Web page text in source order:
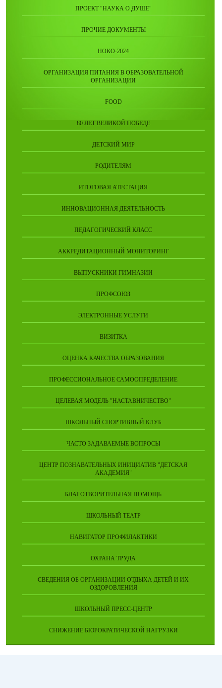
ПРОЕКТ "НАУКА О ДУШЕ"
ПРОЧИЕ ДОКУМЕНТЫ
НОКО-2024
ОРГАНИЗАЦИЯ ПИТАНИЯ В ОБРАЗОВАТЕЛЬНОЙ
ОРГАНИЗАЦИИ
FOOD
80 ЛЕТ ВЕЛИКОЙ ПОБЕДЕ
ДЕТСКИЙ МИР
РОДИТЕЛЯМ
ИТОГОВАЯ АТЕСТАЦИЯ
ИННОВАЦИОННАЯ ДЕЯТЕЛЬНОСТЬ
ПЕДАГОГИЧЕСКИЙ КЛАСС
АККРЕДИТАЦИОННЫЙ МОНИТОРИНГ
ВЫПУСКНИКИ ГИМНАЗИИ
ПРОФСОЮЗ
ЭЛЕКТРОННЫЕ УСЛУГИ
ВИЗИТКА
ОЦЕНКА КАЧЕСТВА ОБРАЗОВАНИЯ
ПРОФЕССИОНАЛЬНОЕ САМООПРЕДЕЛЕНИЕ
ЦЕЛЕВАЯ МОДЕЛЬ "НАСТАВНИЧЕСТВО"
ШКОЛЬНЫЙ СПОРТИВНЫЙ КЛУБ
ЧАСТО ЗАДАВАЕМЫЕ ВОПРОСЫ
ЦЕНТР ПОЗНАВАТЕЛЬНЫХ ИНИЦИАТИВ "ДЕТСКАЯ
АКАДЕМИЯ"
БЛАГОТВОРИТЕЛЬНАЯ ПОМОЩЬ
ШКОЛЬНЫЙ ТЕАТР
НАВИГАТОР ПРОФИЛАКТИКИ
ОХРАНА ТРУДА
СВЕДЕНИЯ ОБ ОРГАНИЗАЦИИ ОТДЫХА ДЕТЕЙ И ИХ
ОЗДОРОВЛЕНИЯ
ШКОЛЬНЫЙ ПРЕСС-ЦЕНТР
СНИЖЕНИЕ БЮРОКРАТИЧЕСКОЙ НАГРУЗКИ